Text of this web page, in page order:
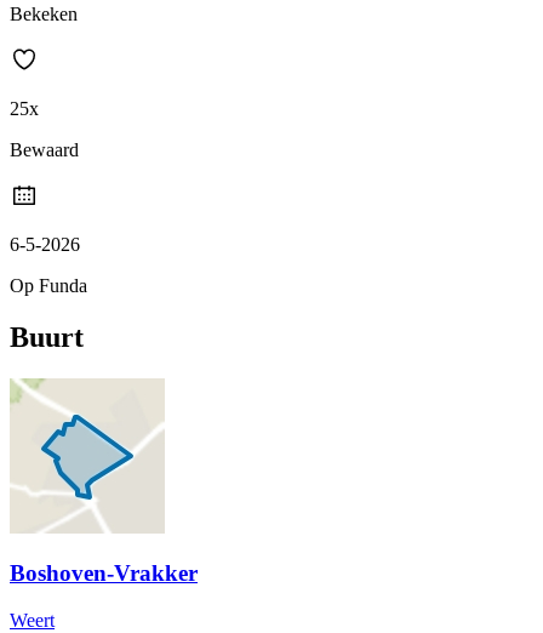
Bekeken
25x
Bewaard
6-5-2026
Op Funda
Buurt
Boshoven-Vrakker
Weert